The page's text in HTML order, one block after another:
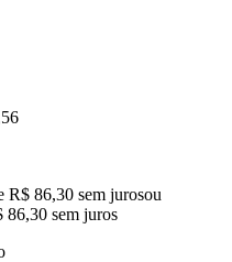
56
R$ 86,30 sem jurosou
86,30 sem juros